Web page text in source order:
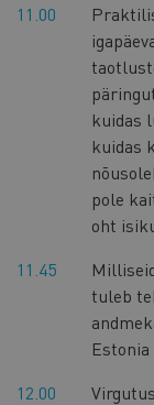
11.00
kuidas
kuidas
pole
oht
11.45
tuleb
12.00